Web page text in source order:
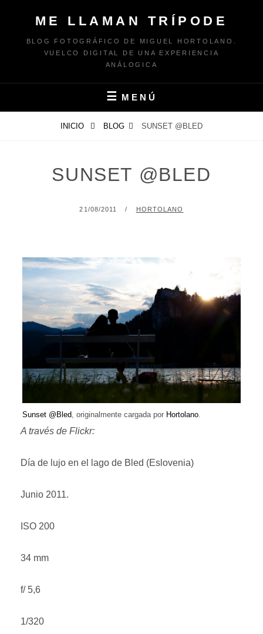
contenido
ME LLAMAN TRÍPODE
BLOG FOTOGRÁFICO DE MIGUEL HORTOLANO.
VUELCO DIGITAL DE UNA EXPERIENCIA
ANÁLOGICA
MENÚ
INICIO BLOG SUNSET @BLED
SUNSET @BLED
PUBLICADO
21/08/2011 POR
HORTOLANO
Sunset @Bled, originalmente cargada por Hortolano.
A través de Flickr:
Día de lujo en el lago de Bled (Eslovenia)
Junio 2011.
ISO 200
34 mm
f/ 5,6
1/320